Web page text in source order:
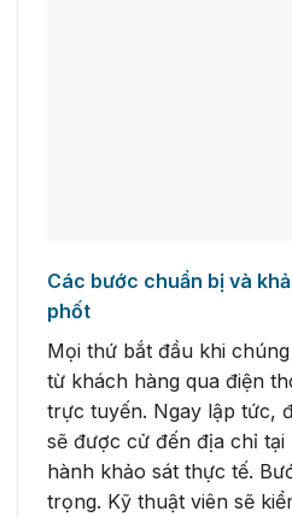
Các bước chuẩn bị và
phốt
Mọi thứ bắt đầu khi
từ khách hàng qua điện
trực tuyến. Ngay lập tức,
sẽ được cử đến địa chỉ
hành khảo sát thực tế.
trọng. Kỹ thuật viên sẽ